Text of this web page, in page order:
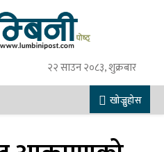
२२ साउन २०८३, शुक्रबार
खोज्नुहोस